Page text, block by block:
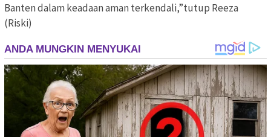
Banten dalam keadaan aman terkendali,”tutup Reeza
(Riski)